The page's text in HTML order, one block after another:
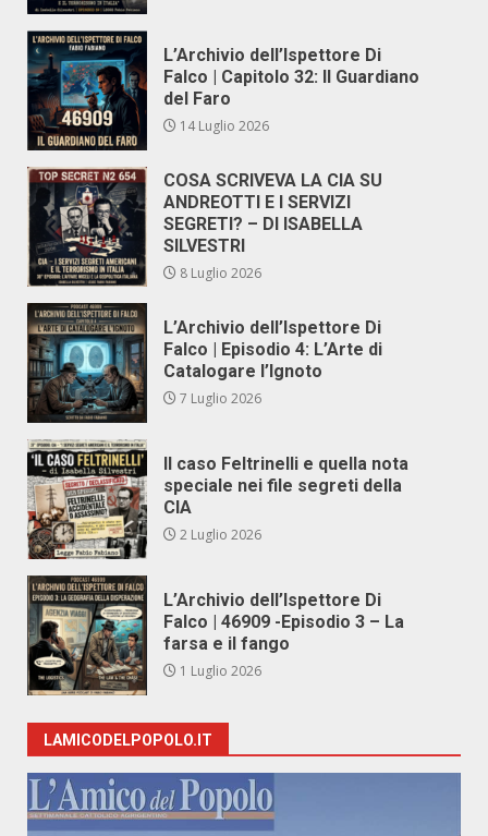
L’Archivio dell’Ispettore Di
Falco | Capitolo 32: Il Guardiano
del Faro
14 Luglio 2026
COSA SCRIVEVA LA CIA SU
ANDREOTTI E I SERVIZI
SEGRETI? – DI ISABELLA
SILVESTRI
8 Luglio 2026
L’Archivio dell’Ispettore Di
Falco | Episodio 4: L’Arte di
Catalogare l’Ignoto
7 Luglio 2026
Il caso Feltrinelli e quella nota
speciale nei file segreti della
CIA
2 Luglio 2026
L’Archivio dell’Ispettore Di
Falco | 46909 -Episodio 3 – La
farsa e il fango
1 Luglio 2026
LAMICODELPOPOLO.IT